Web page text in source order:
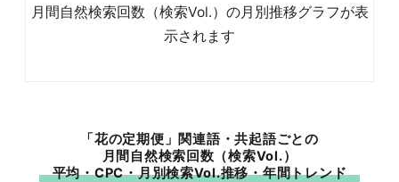
月間自然検索回数（検索Vol.）の月別推移グラフが表
示されます
「花の定期便」関連語・共起語ごとの
月間自然検索回数（検索Vol.）
平均・CPC・月別検索Vol.推移・年間トレンド